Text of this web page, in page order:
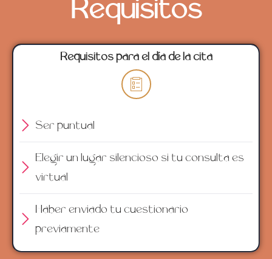
Requisitos
Requisitos para el día de la cita
Ser puntual
Elegir un lugar silencioso si tu consulta es
virtual
Haber enviado tu cuestionario
previamente